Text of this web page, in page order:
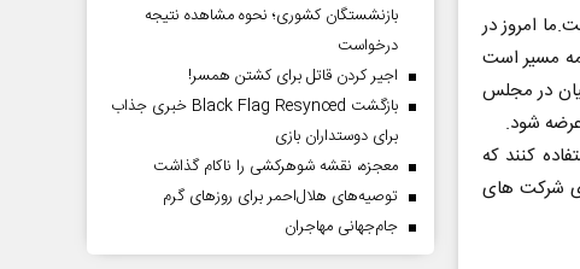
امروز در
مسیر است
در مجلس
کنند که
شرکت های
بازنشستگان کشوری؛ نحوه مشاهده نتیجه
درخواست
اجیر کردن قاتل برای کشتن همسر!
بازگشت Black Flag Resynced خبری جذاب
برای دوستداران بازی
معجزه، نقشه شوهرکشی را ناکام گذاشت
توصیه‌های هلال‌احمر برای روز‌های گرم
جام‌جهانی مهاجران